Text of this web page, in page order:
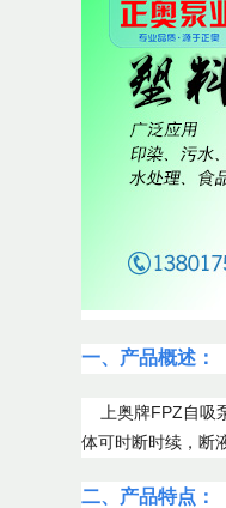
一、产品概述：
上奥牌FPZ自吸
体可时断时续，断
二、产品特点：